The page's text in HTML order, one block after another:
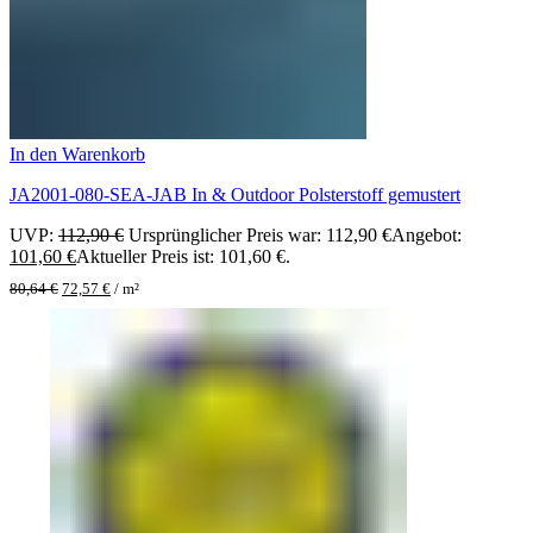
In den Warenkorb
JA2001-080-SEA-JAB In & Outdoor Polsterstoff gemustert
UVP: 112,90€ Ursprünglicher Preis war: 112,90 €Angebot:
101,60 €Aktueller Preis ist: 101,60 €.
80,64€ 72,57 € / m²